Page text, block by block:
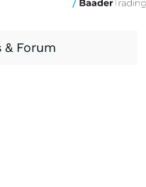
& Forum